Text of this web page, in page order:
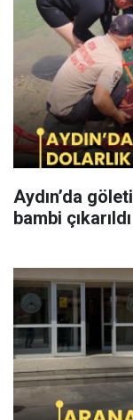
Aydın’da
bambi çıkarıldı